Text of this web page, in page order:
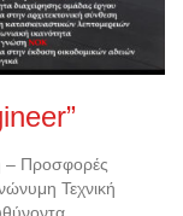
– Προσφορές
Τεχνική